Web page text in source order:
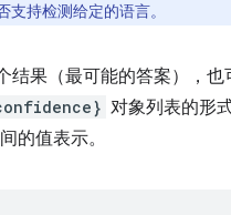
持检测给定的语言。
结果（最可能的答案），
对象列表的形
的值表示。